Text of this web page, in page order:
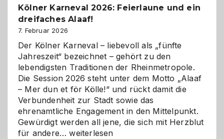
geworden
Kölner Karneval 2026: Feierlaune und ein
dreifaches Alaaf!
7. Februar 2026
Der Kölner Karneval – liebevoll als „fünfte
Jahreszeit“ bezeichnet – gehört zu den
lebendigsten Traditionen der Rheinmetropole.
Die Session 2026 steht unter dem Motto „Alaaf
– Mer dun et för Kölle!“ und rückt damit die
Verbundenheit zur Stadt sowie das
ehrenamtliche Engagement in den Mittelpunkt.
Gewürdigt werden all jene, die sich mit Herzblut
für andere…Kölner
weiterlesen